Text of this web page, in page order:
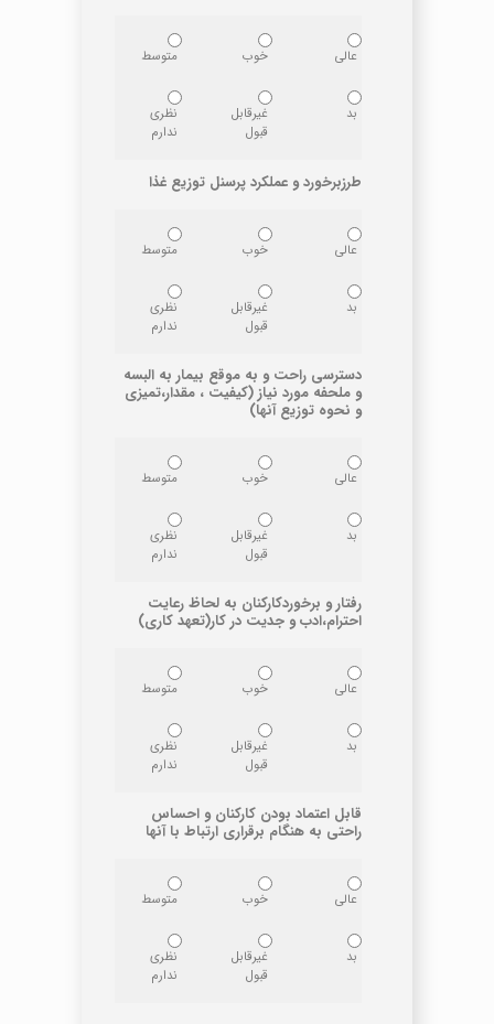
عالی خوب متوسط
بد
غیرقابل
قبول
نظری
ندارم
طرزبرخورد و عملکرد پرسنل توزیع غذا
عالی خوب متوسط
بد
غیرقابل
قبول
نظری
ندارم
دسترسی راحت و به موقع بیمار به البسه
و ملحفه مورد نیاز (کیفیت ، مقدار،تمیزی
و نحوه توزیع آنها)
عالی خوب متوسط
بد
غیرقابل
قبول
نظری
ندارم
رفتار و برخوردکارکنان به لحاظ رعایت
احترام،ادب و جدیت در کار(تعهد کاری)
عالی خوب متوسط
بد
غیرقابل
قبول
نظری
ندارم
قابل اعتماد بودن کارکنان و احساس
راحتی به هنگام برقراری ارتباط با آنها
عالی خوب متوسط
بد
غیرقابل
قبول
نظری
ندارم